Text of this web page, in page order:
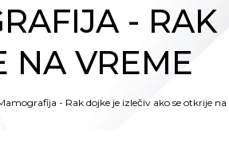
- RAK
NA VREME
- Rak dojke je izlečiv ako se otkrije